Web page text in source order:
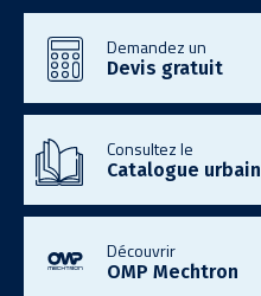
Demandez un
Devis gratuit
Consultez le
Catalogue urbain
Découvrir
OMP Mechtron